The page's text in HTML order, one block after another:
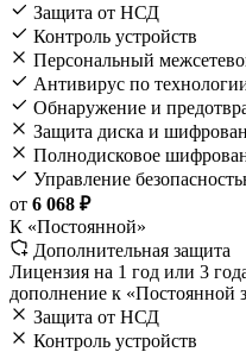
Защита от НСД
Контроль устройств
Персональный
Антивирус по
Обнаружение и
Защита диска и
Полнодисковое
Управление
от 6 068 ₽
К «Постоянной»
Дополнительная защита
Лицензия на 1 год или 3
дополнение к «Постоянной
Защита от НСД
Контроль устройств